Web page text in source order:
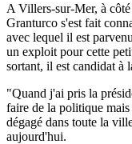
A Villers-sur-Mer, à
Granturco s'est fait
avec lequel il est
un exploit pour cette
sortant, il est candidat à
"Quand j'ai pris la
faire de la politique
dégagé dans toute la
aujourd'hui.